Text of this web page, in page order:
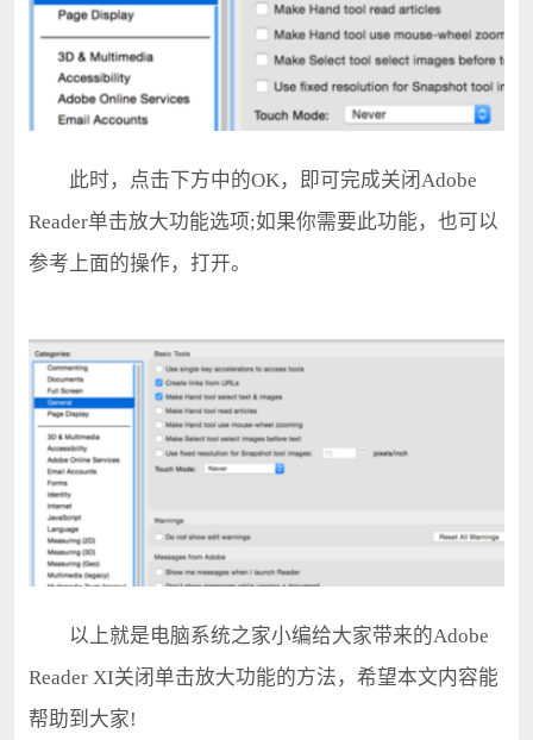
此时，点击下方中的OK，即可完成关闭Adobe
Reader单击放大功能选项;如果你需要此功能，也可以
参考上面的操作，打开。
以上就是电脑系统之家小编给大家带来的Adobe
Reader XI关闭单击放大功能的方法，希望本文内容能
帮助到大家!